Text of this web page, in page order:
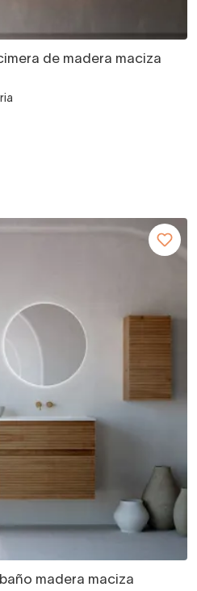
de madera maciza
madera maciza